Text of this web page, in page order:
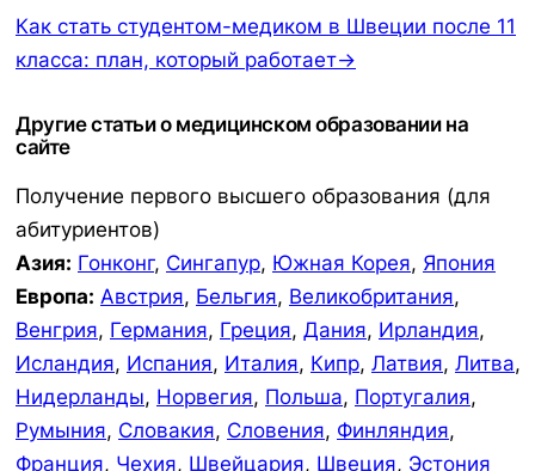
Как стать студентом-медиком в Швеции после 11
класса: план, который работает→
Другие статьи о медицинском образовании на
сайте
Получение первого высшего образования (для
абитуриентов)
Азия: Гонконг, Сингапур, Южная Корея, Япония
Европа: Австрия, Бельгия, Великобритания,
Венгрия, Германия, Греция, Дания, Ирландия,
Исландия, Испания, Италия, Кипр, Латвия, Литва,
Нидерланды, Норвегия, Польша, Португалия,
Румыния, Словакия, Словения, Финляндия,
Франция, Чехия, Швейцария, Швеция, Эстония